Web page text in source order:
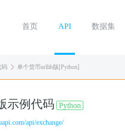
首页 API 数据集
码 单个货币urllib版[Python]
示例代码 Python
api/exchange/